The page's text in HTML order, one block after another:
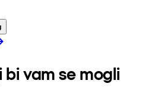
bi vam se mogli